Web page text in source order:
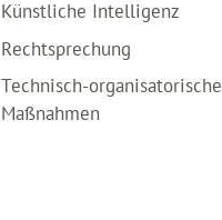
Künstliche Intelligenz
Rechtsprechung
Technisch-organisatorische
Maßnahmen